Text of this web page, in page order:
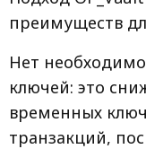
преимуществ
Нет
ключей: это
временных
транзакций,